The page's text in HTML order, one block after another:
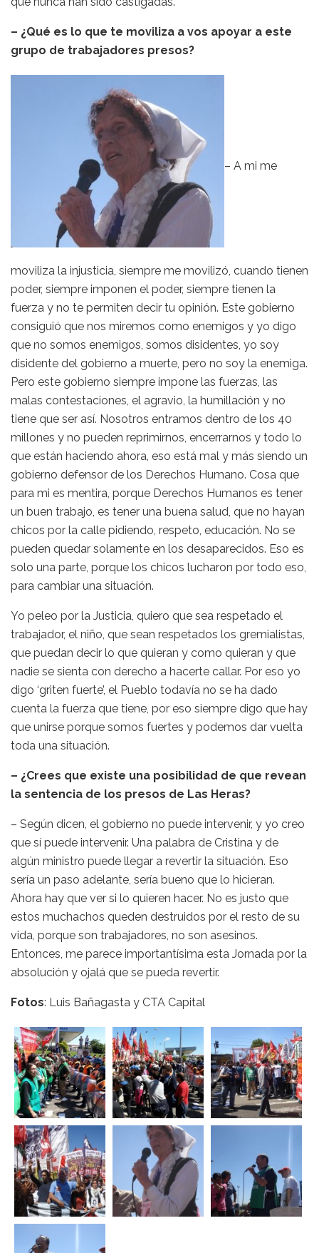
– ¿Qué es lo que te moviliza a vos apoyar a este
grupo de trabajadores presos?
– A mi me
moviliza la injusticia, siempre me movilizó, cuando tienen
poder, siempre imponen el poder, siempre tienen la
fuerza y no te permiten decir tu opinión. Este gobierno
consiguió que nos miremos como enemigos y yo digo
que no somos enemigos, somos disidentes, yo soy
disidente del gobierno a muerte, pero no soy la enemiga.
Pero este gobierno siempre impone las fuerzas, las
malas contestaciones, el agravio, la humillación y no
tiene que ser así. Nosotros entramos dentro de los 40
millones y no pueden reprimirnos, encerrarnos y todo lo
que están haciendo ahora, eso está mal y más siendo un
gobierno defensor de los Derechos Humano. Cosa que
para mi es mentira, porque Derechos Humanos es tener
un buen trabajo, es tener una buena salud, que no hayan
chicos por la calle pidiendo, respeto, educación. No se
pueden quedar solamente en los desaparecidos. Eso es
solo una parte, porque los chicos lucharon por todo eso,
para cambiar una situación.
Yo peleo por la Justicia, quiero que sea respetado el
trabajador, el niño, que sean respetados los gremialistas,
que puedan decir lo que quieran y como quieran y que
nadie se sienta con derecho a hacerte callar. Por eso yo
digo ‘griten fuerte’, el Pueblo todavía no se ha dado
cuenta la fuerza que tiene, por eso siempre digo que hay
que unirse porque somos fuertes y podemos dar vuelta
toda una situación.
– ¿Crees que existe una posibilidad de que revean
la sentencia de los presos de Las Heras?
– Según dicen, el gobierno no puede intervenir, y yo creo
que sí puede intervenir. Una palabra de Cristina y de
algún ministro puede llegar a revertir la situación. Eso
sería un paso adelante, sería bueno que lo hicieran.
Ahora hay que ver si lo quieren hacer. No es justo que
estos muchachos queden destruidos por el resto de su
vida, porque son trabajadores, no son asesinos.
Entonces, me parece importantísima esta Jornada por la
absolución y ojalá que se pueda revertir.
Fotos: Luis Bañagasta y CTA Capital